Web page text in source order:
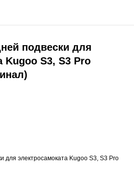
подвески для
Kugoo S3, S3 Pro
для электросамоката Kugoo S3, S3 Pro